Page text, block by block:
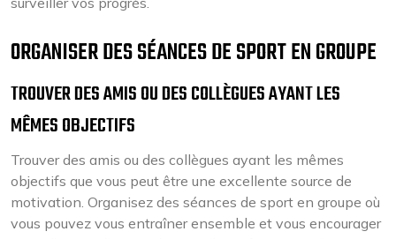
ORGANISER DES SÉANCES DE SPORT EN GROUPE
TROUVER DES AMIS OU DES COLLÈGUES AYANT LES
MÊMES OBJECTIFS
Trouver des amis ou des collègues ayant les mêmes
objectifs que vous peut être une excellente source de
motivation. Organisez des séances de sport en groupe où
vous pouvez vous entraîner ensemble et vous encourager